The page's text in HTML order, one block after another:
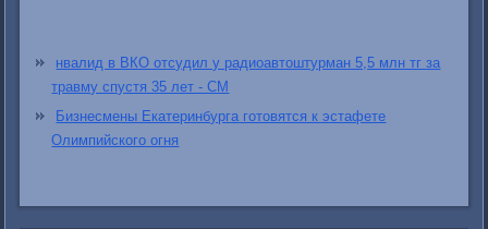
нвалид в ВКО отсудил у радиоавтоштурман 5,5 млн тг за
травму спустя 35 лет - СМ
Бизнесмены Екатеринбурга готовятся к эстафете
Олимпийского огня